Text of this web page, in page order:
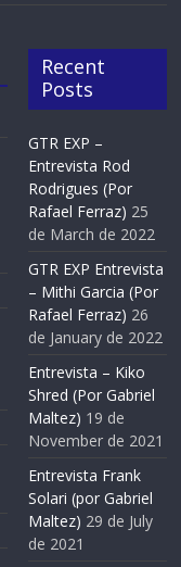
Recent
Posts
GTR EXP –
Entrevista Rod
Rodrigues (Por
Rafael Ferraz) 25
de March de 2022
GTR EXP Entrevista
– Mithi Garcia (Por
Rafael Ferraz) 26
de January de 2022
Entrevista – Kiko
Shred (Por Gabriel
Maltez) 19 de
November de 2021
Entrevista Frank
Solari (por Gabriel
Maltez) 29 de July
de 2021